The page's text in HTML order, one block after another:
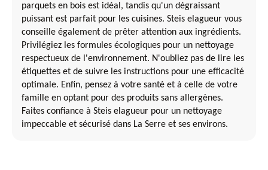
parquets en bois est idéal, tandis qu'un dégraissant
puissant est parfait pour les cuisines. Steis elagueur vous
conseille également de prêter attention aux ingrédients.
Privilégiez les formules écologiques pour un nettoyage
respectueux de l'environnement. N'oubliez pas de lire les
étiquettes et de suivre les instructions pour une efficacité
optimale. Enfin, pensez à votre santé et à celle de votre
famille en optant pour des produits sans allergènes.
Faites confiance à Steis elagueur pour un nettoyage
impeccable et sécurisé dans La Serre et ses environs.